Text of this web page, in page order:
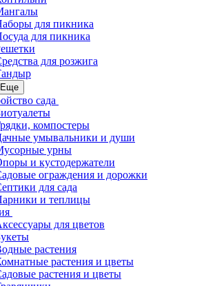
для пикника
для пикника
для розжига
Еще
сада
компостеры
умывальники и души
урны
и кустодержатели
ограждения и дорожки
для сада
и теплицы
для цветов
растения
растения и цветы
растения и цветы